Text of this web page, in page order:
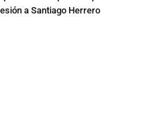
a Santiago Herrero